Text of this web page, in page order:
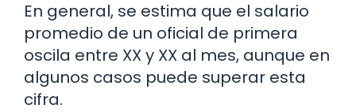
En general, se estima que el salario
promedio de un oficial de primera
oscila entre XX y XX al mes, aunque en
algunos casos puede superar esta
cifra.